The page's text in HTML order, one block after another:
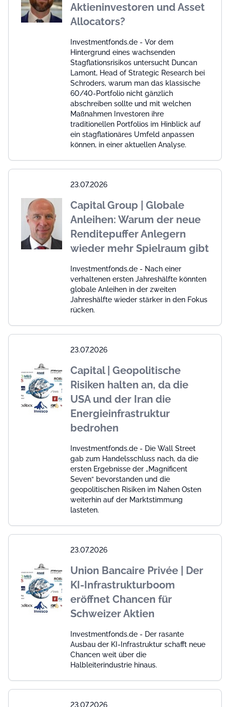
Aktieninvestoren und Asset
Allocators?
Investmentfonds.de - Vor dem
Hintergrund eines wachsenden
Stagflationsrisikos untersucht Duncan
Lamont, Head of Strategic Research bei
Schroders, warum man das klassische
60/40-Portfolio nicht gänzlich
abschreiben sollte und mit welchen
Maßnahmen Investoren ihre
traditionellen Portfolios im Hinblick auf
ein stagflationäres Umfeld anpassen
können, in einer aktuellen Analyse.
23.07.2026
Capital Group | Globale
Anleihen: Warum der neue
Renditepuffer Anlegern
wieder mehr Spielraum gibt
Investmentfonds.de - Nach einer
verhaltenen ersten Jahreshälfte könnten
globale Anleihen in der zweiten
Jahreshälfte wieder stärker in den Fokus
rücken.
23.07.2026
Capital | Geopolitische
Risiken halten an, da die
USA und der Iran die
Energieinfrastruktur
bedrohen
Investmentfonds.de - Die Wall Street
gab zum Handelsschluss nach, da die
ersten Ergebnisse der „Magnificent
Seven“ bevorstanden und die
geopolitischen Risiken im Nahen Osten
weiterhin auf der Marktstimmung
lasteten.
23.07.2026
Union Bancaire Privée | Der
KI-Infrastrukturboom
eröffnet Chancen für
Schweizer Aktien
Investmentfonds.de - Der rasante
Ausbau der KI-Infrastruktur schafft neue
Chancen weit über die
Halbleiterindustrie hinaus.
23.07.2026